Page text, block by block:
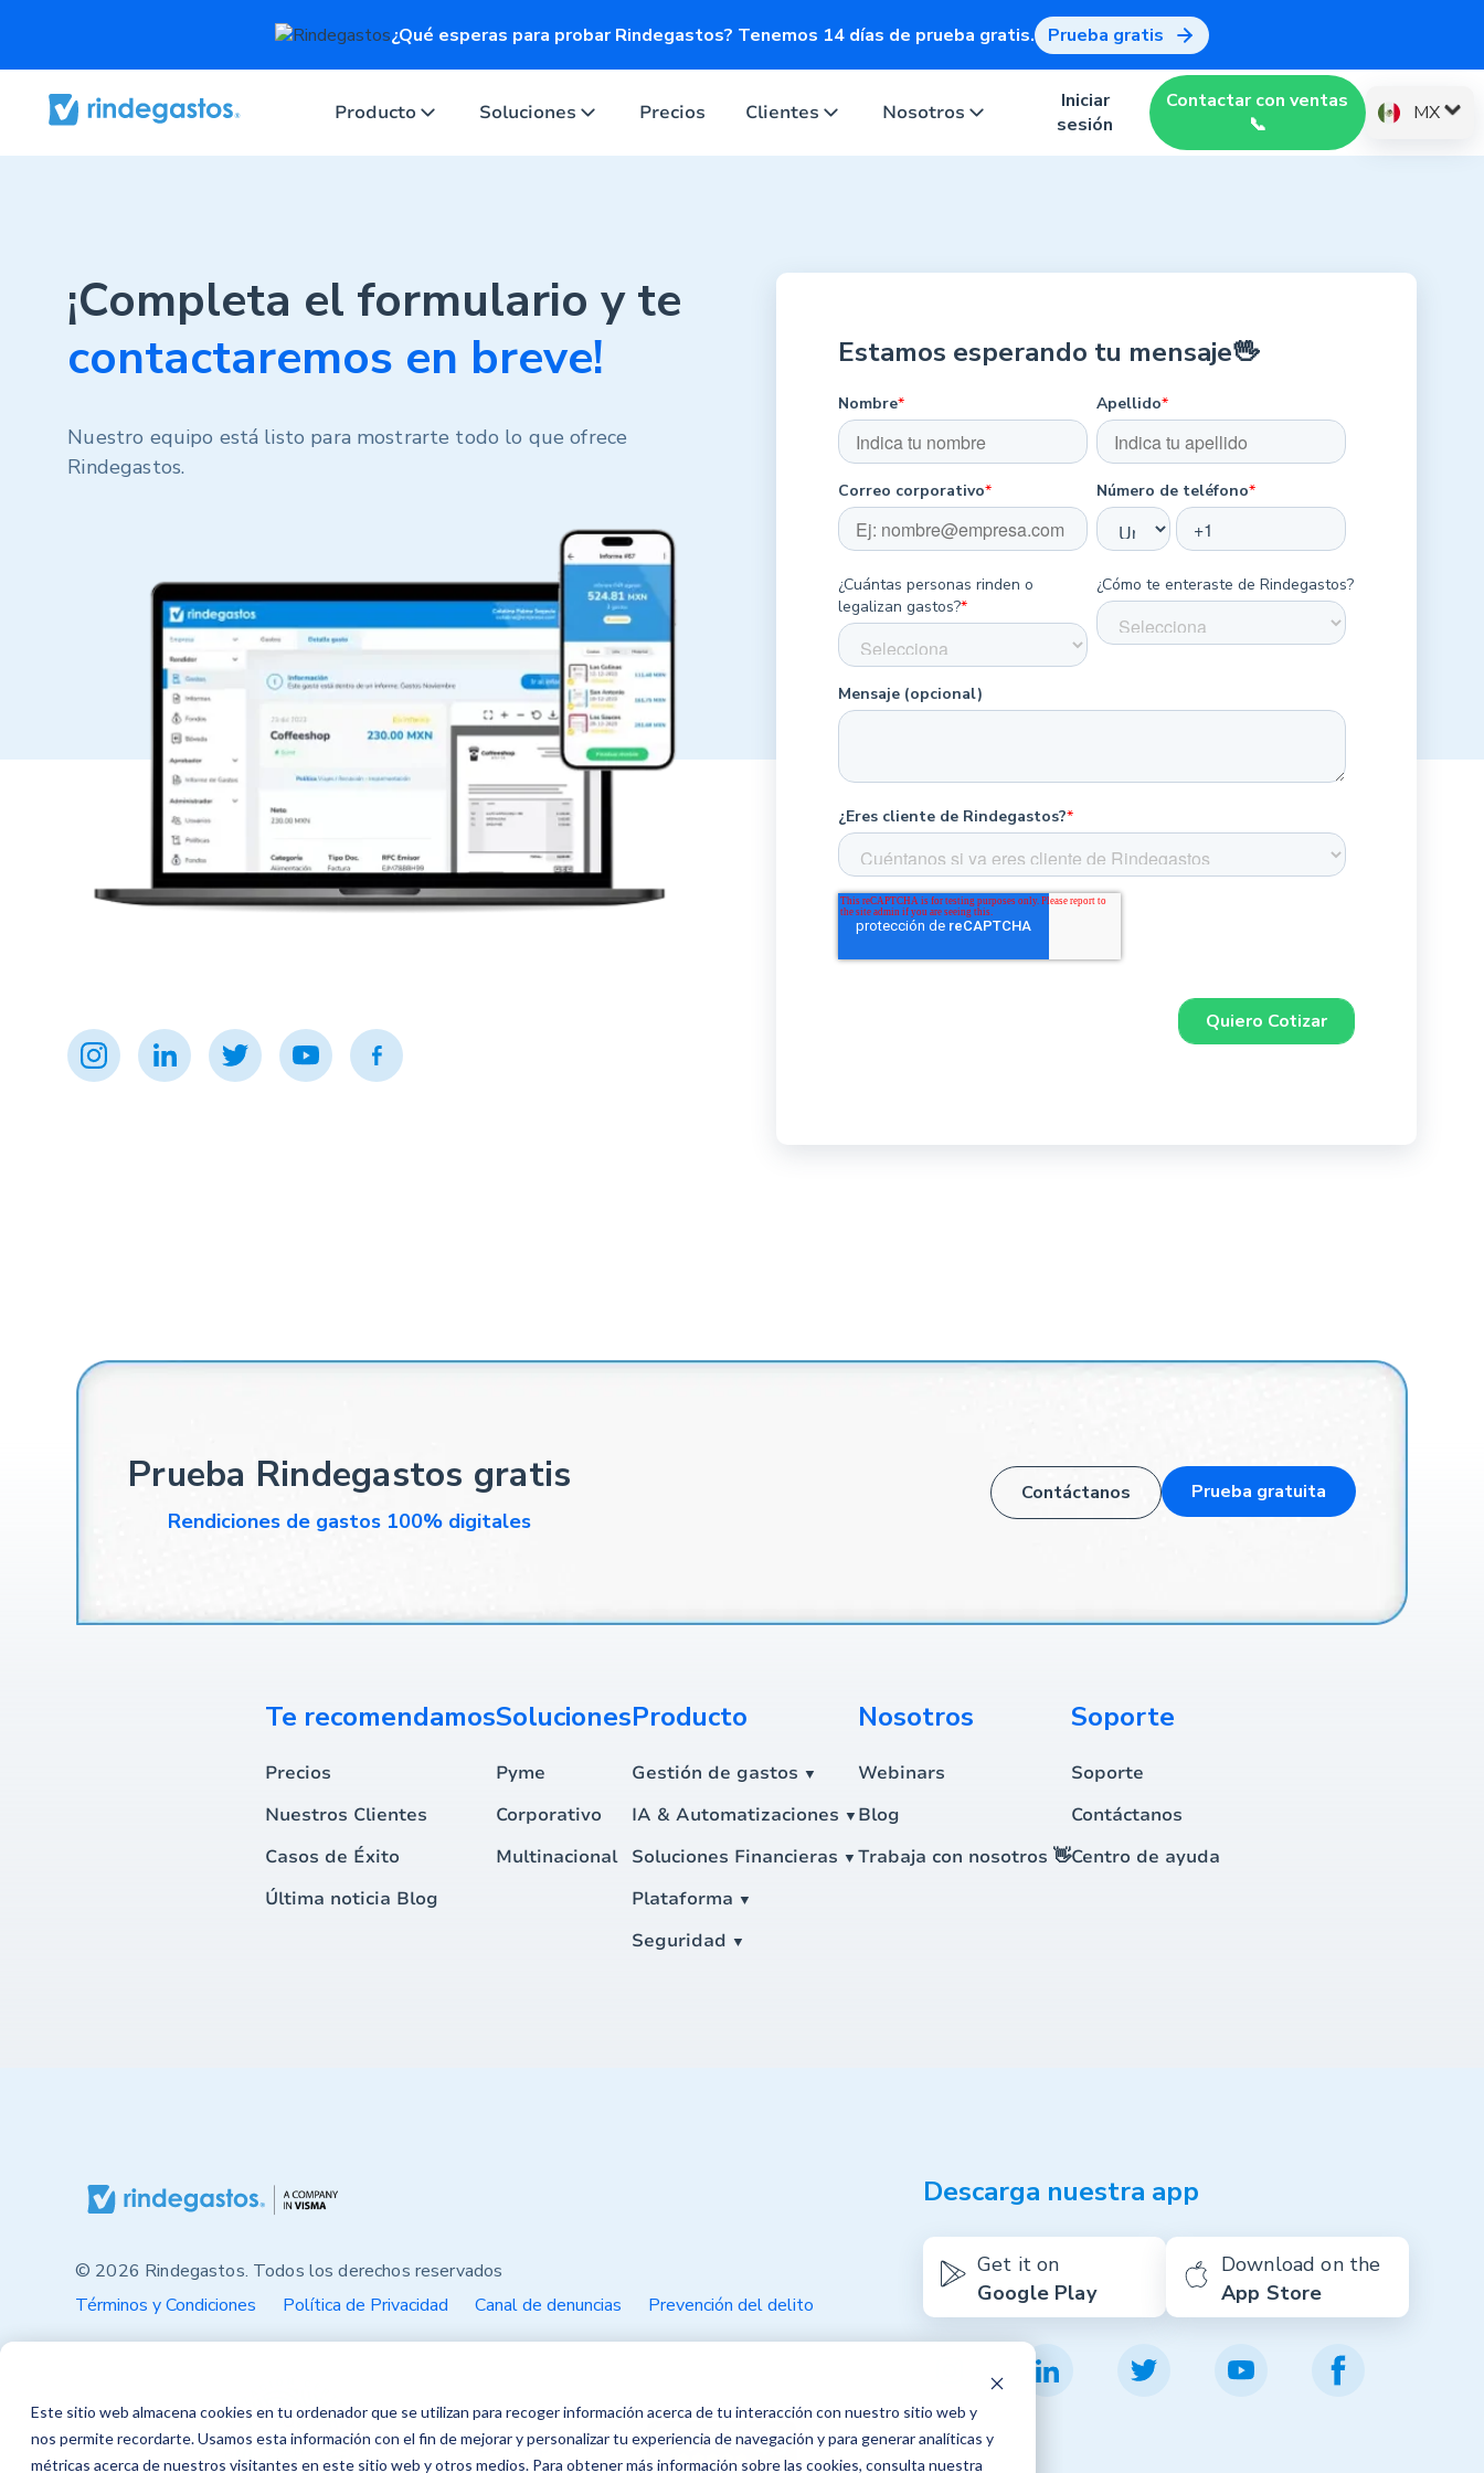
Este sitio web almacena cookies en tu ordenador que se utilizan para recoger información acerca de tu interacción con nuestro sitio web y
nos permite recordarte. Usamos esta información con el fin de mejorar y personalizar tu experiencia de navegación y para generar analíticas y
métricas acerca de nuestros visitantes en este sitio web y otros medios. Para obtener más información sobre las cookies, consulta nuestra
¿Qué esperas para probar Rindegastos? Tenemos 14 días de prueba gratis. Prueba gratis
Producto Soluciones Precios Clientes Nosotros
Iniciar
sesión
Contactar con ventas
📞
MX
¡Completa el formulario y te
contactaremos en breve!
Nuestro equipo está listo para mostrarte todo lo que ofrece
Rindegastos.
Estamos esperando tu mensaje🖖
Nombre* Apellido*
Correo corporativo* Número de teléfono*
¿Cuántas personas rinden o
legalizan gastos?*
¿Cómo te enteraste de Rindegastos?
Mensaje (opcional)
¿Eres cliente de Rindegastos?*
Prueba Rindegastos gratis
Rendiciones de gastos 100% digitales
Contáctanos Prueba gratuita
Te recomendamos
Precios
Nuestros Clientes
Casos de Éxito
Última noticia Blog
Soluciones
Pyme
Corporativo
Multinacional
Producto
Gestión de gastos
IA & Automatizaciones
Soluciones Financieras
Plataforma
Seguridad
Nosotros
Webinars
Blog
Trabaja con nosotros 👋
Soporte
Soporte
Contáctanos
Centro de ayuda
© 2026 Rindegastos. Todos los derechos reservados
Términos y Condiciones
Política de Privacidad Canal de denuncias Prevención del delito
Descarga nuestra app
Get it on
Google Play
Download on the
App Store